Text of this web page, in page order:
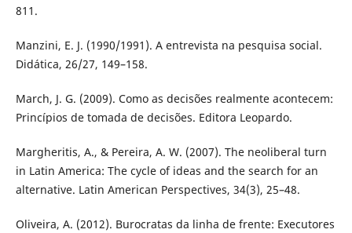
811.
Manzini, E. J. (1990/1991). A entrevista na pesquisa social.
Didática, 26/27, 149–158.
March, J. G. (2009). Como as decisões realmente acontecem:
Princípios de tomada de decisões. Editora Leopardo.
Margheritis, A., & Pereira, A. W. (2007). The neoliberal turn
in Latin America: The cycle of ideas and the search for an
alternative. Latin American Perspectives, 34(3), 25–48.
Oliveira, A. (2012). Burocratas da linha de frente: Executores